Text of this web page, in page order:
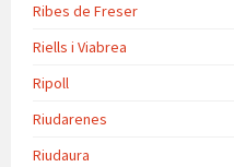
Ribes de Freser
Riells i Viabrea
Ripoll
Riudarenes
Riudaura